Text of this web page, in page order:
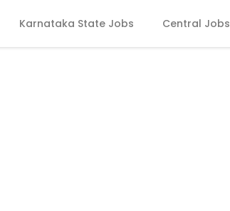
Karnataka State Jobs Central Jobs